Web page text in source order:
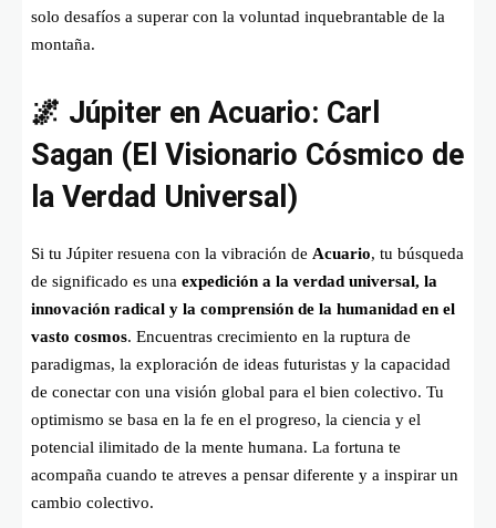
solo desafíos a superar con la voluntad inquebrantable de la
montaña.
🌌 Júpiter en Acuario: Carl
Sagan (El Visionario Cósmico de
la Verdad Universal)
Si tu Júpiter resuena con la vibración de Acuario, tu búsqueda
de significado es una expedición a la verdad universal, la
innovación radical y la comprensión de la humanidad en el
vasto cosmos. Encuentras crecimiento en la ruptura de
paradigmas, la exploración de ideas futuristas y la capacidad
de conectar con una visión global para el bien colectivo. Tu
optimismo se basa en la fe en el progreso, la ciencia y el
potencial ilimitado de la mente humana. La fortuna te
acompaña cuando te atreves a pensar diferente y a inspirar un
cambio colectivo.